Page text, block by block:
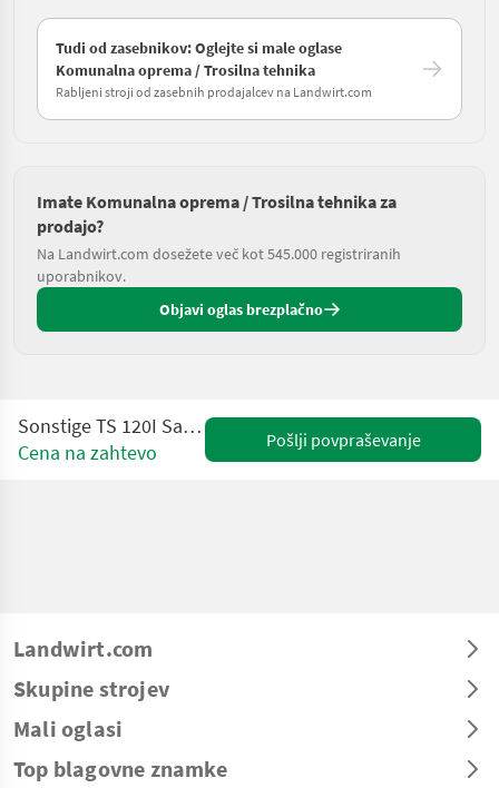
Tudi od zasebnikov: Oglejte si male oglase
Komunalna oprema / Trosilna tehnika
Rabljeni stroji od zasebnih prodajalcev na Landwirt.com
Imate Komunalna oprema / Trosilna tehnika za
prodajo?
Na Landwirt.com dosežete več kot 545.000 registriranih
uporabnikov.
Objavi oglas brezplačno
Sonstige TS 120I Salz und Splittstreuer
Cena na zahtevo
Pošlji povpraševanje
Landwirt.com
Skupine strojev
Mali oglasi
Top blagovne znamke